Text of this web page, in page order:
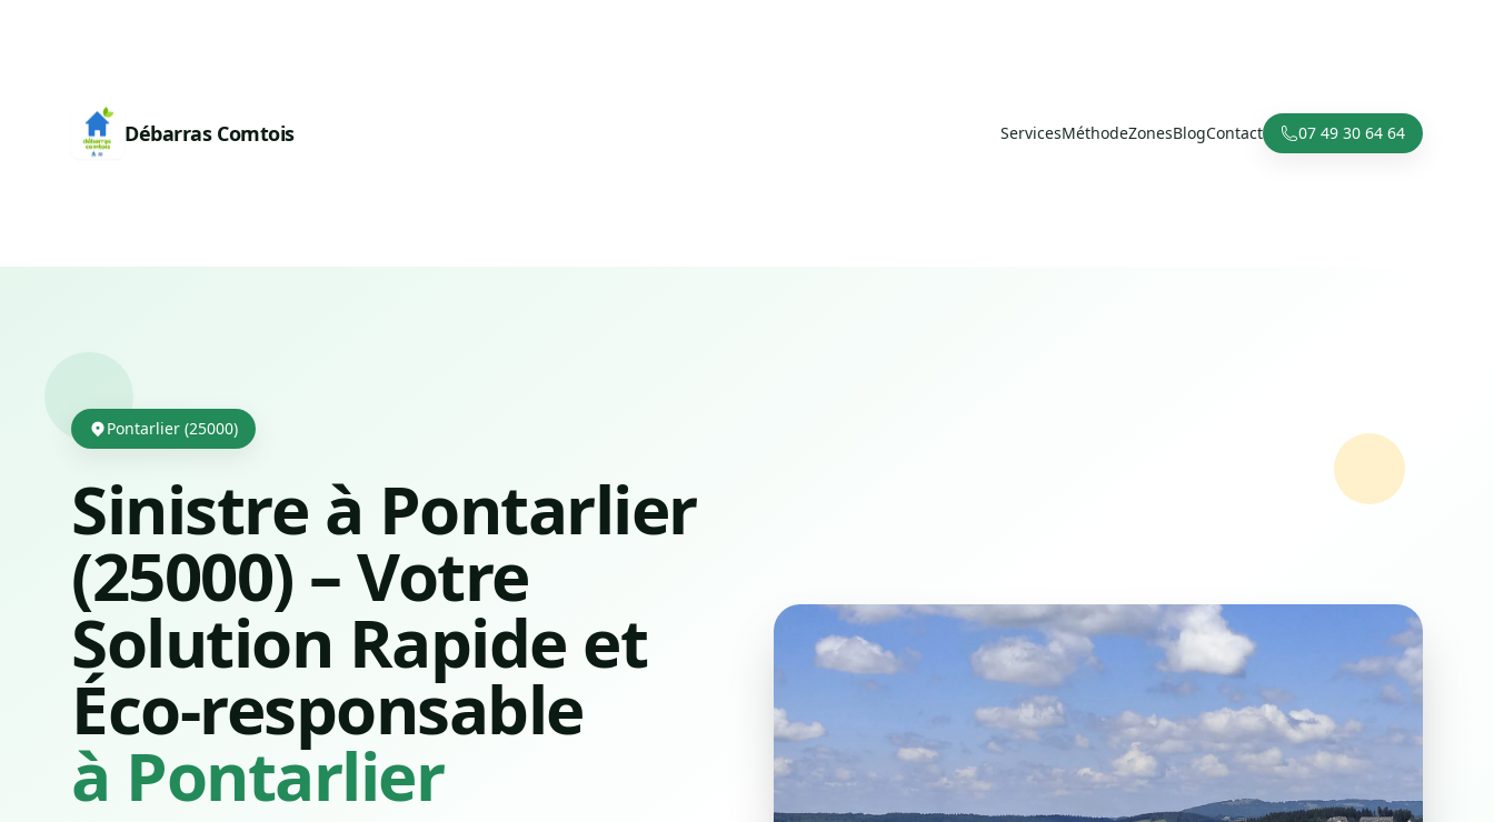
Débarras Comtois ServicesMéthodeZonesBlogContact 07 49 30 64 64
Pontarlier (25000)
Sinistre à Pontarlier
(25000) – Votre
Solution Rapide et
Éco-responsable
à Pontarlier